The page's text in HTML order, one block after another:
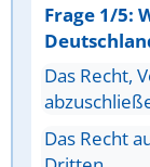
Frage 1/5:
Das Recht,
Das Recht